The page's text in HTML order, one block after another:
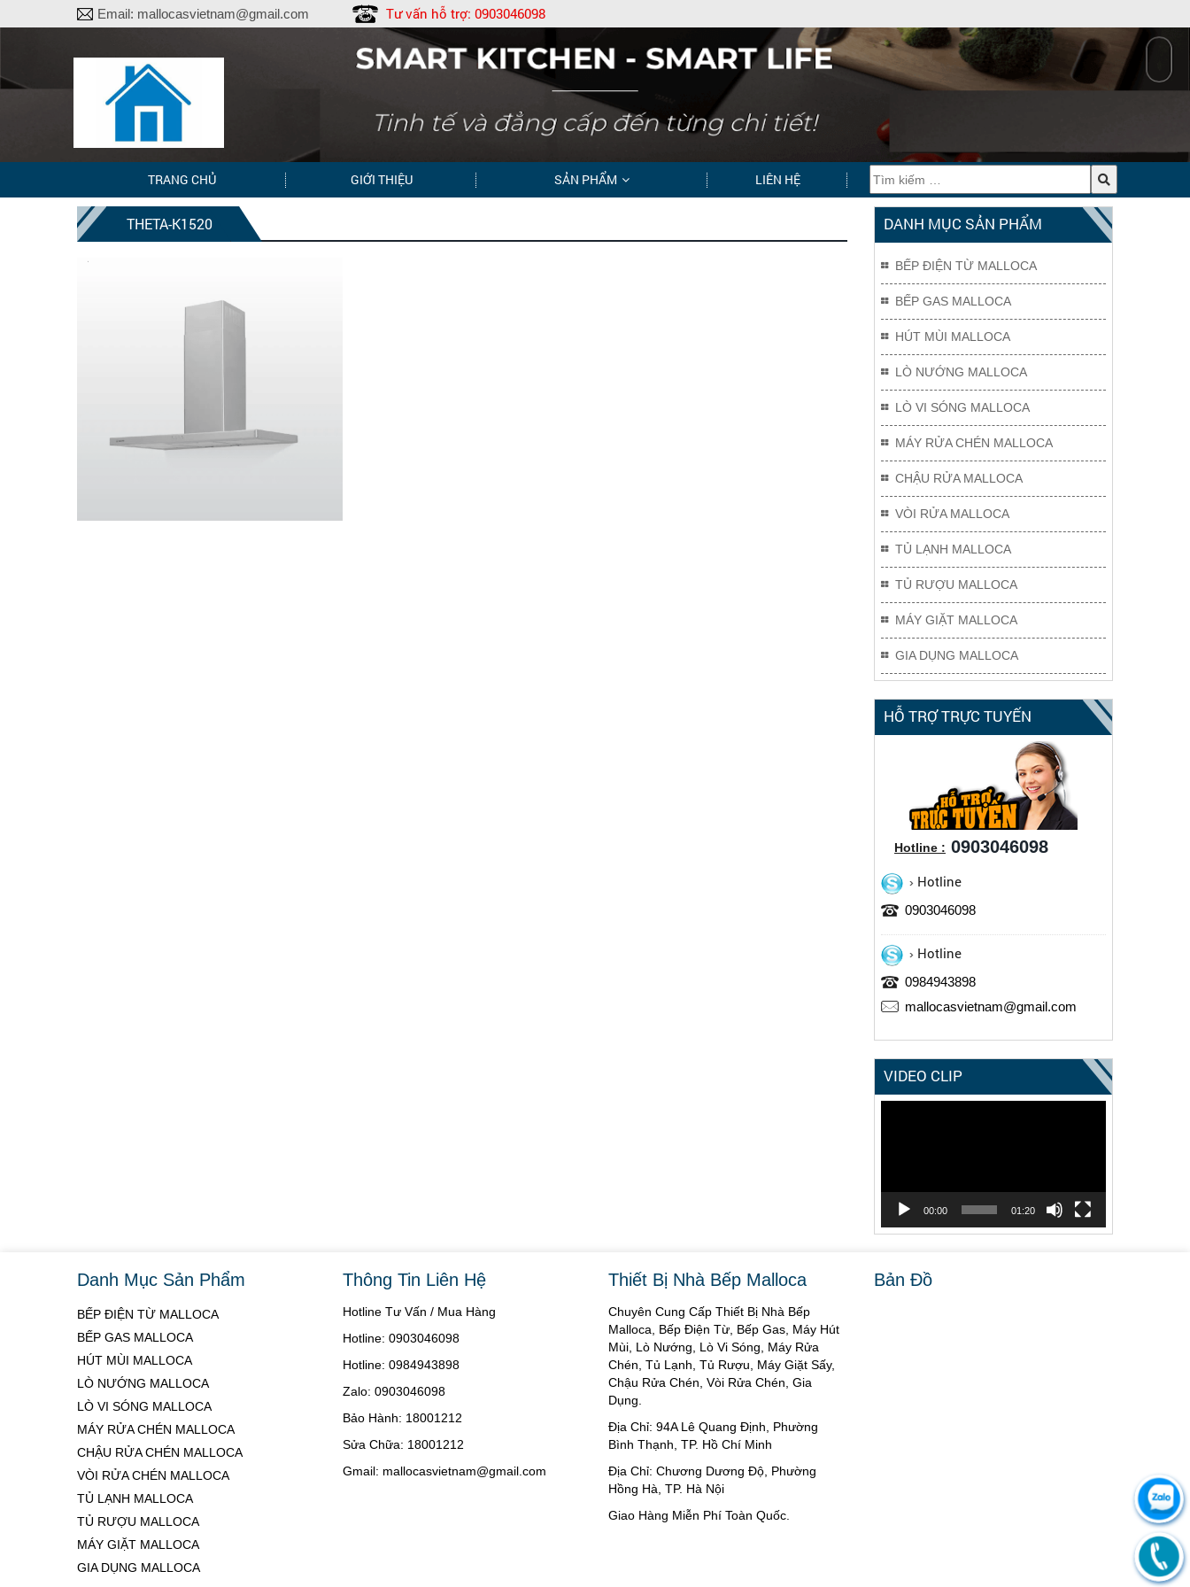
Email: mallocasvietnam@gmail.com Tư vấn hỗ trợ: 0903046098
TRANG CHỦ GIỚI THIỆU SẢN PHẨM LIÊN HỆ
THETA-K1520 DANH MỤC SẢN PHẨM
BẾP ĐIỆN TỪ MALLOCA
BẾP GAS MALLOCA
HÚT MÙI MALLOCA
LÒ NƯỚNG MALLOCA
LÒ VI SÓNG MALLOCA
MÁY RỬA CHÉN MALLOCA
CHẬU RỬA MALLOCA
VÒI RỬA MALLOCA
TỦ LẠNH MALLOCA
TỦ RƯỢU MALLOCA
MÁY GIẶT MALLOCA
GIA DỤNG MALLOCA
HỖ TRỢ TRỰC TUYẾN
Hotline : 0903046098
Hotline
0903046098
Hotline
0984943898
mallocasvietnam@gmail.com
VIDEO CLIP
00:00 01:20
Danh Mục Sản Phẩm
BẾP ĐIỆN TỪ MALLOCA
BẾP GAS MALLOCA
HÚT MÙI MALLOCA
LÒ NƯỚNG MALLOCA
LÒ VI SÓNG MALLOCA
MÁY RỬA CHÉN MALLOCA
CHẬU RỬA CHÉN MALLOCA
VÒI RỬA CHÉN MALLOCA
TỦ LẠNH MALLOCA
TỦ RƯỢU MALLOCA
MÁY GIẶT MALLOCA
GIA DỤNG MALLOCA
Thông Tin Liên Hệ
Hotline Tư Vấn / Mua Hàng
Hotline: 0903046098
Hotline: 0984943898
Zalo: 0903046098
Bảo Hành: 18001212
Sửa Chữa: 18001212
Gmail: mallocasvietnam@gmail.com
Thiết Bị Nhà Bếp Malloca
Chuyên Cung Cấp Thiết Bị Nhà Bếp
Malloca, Bếp Điện Từ, Bếp Gas, Máy Hút
Mùi, Lò Nướng, Lò Vi Sóng, Máy Rửa
Chén, Tủ Lạnh, Tủ Rượu, Máy Giặt Sấy,
Chậu Rửa Chén, Vòi Rửa Chén, Gia
Dụng.
Địa Chỉ: 94A Lê Quang Định, Phường
Bình Thạnh, TP. Hồ Chí Minh
Địa Chỉ: Chương Dương Độ, Phường
Hồng Hà, TP. Hà Nội
Giao Hàng Miễn Phí Toàn Quốc.
Bản Đồ